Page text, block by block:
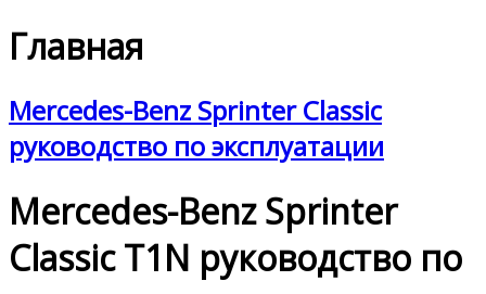
Главная
Mercedes-Benz Sprinter Classic
руководство по эксплуатации
Mercedes-Benz Sprinter
Classic T1N руководство по